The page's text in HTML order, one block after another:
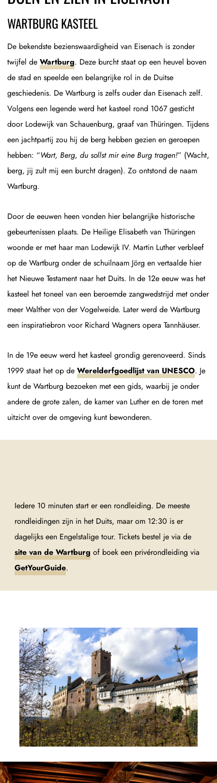
WARTBURG KASTEEL
De bekendste bezienswaardigheid van Eisenach is zonder
twijfel de Wartburg. Deze burcht staat op een heuvel boven
de stad en speelde een belangrijke rol in de Duitse
geschiedenis. De Wartburg is zelfs ouder dan Eisenach zelf.
Volgens een legende werd het kasteel rond 1067 gesticht
door Lodewijk van Schauenburg, graaf van Thüringen. Tijdens
een jachtpartij zou hij de berg hebben gezien en geroepen
hebben: “Wart, Berg, du sollst mir eine Burg tragen!” (Wacht,
berg, jij zult mij een burcht dragen). Zo ontstond de naam
Wartburg.
Door de eeuwen heen vonden hier belangrijke historische
gebeurtenissen plaats. De Heilige Elisabeth van Thüringen
woonde er met haar man Lodewijk IV. Martin Luther verbleef
op de Wartburg onder de schuilnaam Jörg en vertaalde hier
het Nieuwe Testament naar het Duits. In de 12e eeuw was het
kasteel het toneel van een beroemde zangwedstrijd met onder
meer Walther von der Vogelweide. Later werd de Wartburg
een inspiratiebron voor Richard Wagners opera Tannhäuser.
In de 19e eeuw werd het kasteel grondig gerenoveerd. Sinds
1999 staat het op de Werelderfgoedlijst van UNESCO. Je
kunt de Wartburg bezoeken met een gids, waarbij je onder
andere de grote zalen, de kamer van Luther en de toren met
uitzicht over de omgeving kunt bewonderen.
Iedere 10 minuten start er een rondleiding. De meeste
rondleidingen zijn in het Duits, maar om 12:30 is er
dagelijks een Engelstalige tour. Tickets bestel je via de
site van de Wartburg of boek een privérondleiding via
GetYourGuide.